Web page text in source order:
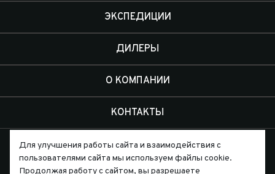
ЭКСПЕДИЦИИ
ДИЛЕРЫ
О КОМПАНИИ
КОНТАКТЫ
Для улучшения работы сайта и взаимодействия с
пользователями сайта мы используем файлы cookie.
Продолжая работу с сайтом, вы разрешаете